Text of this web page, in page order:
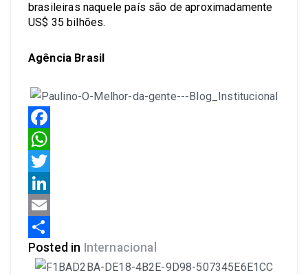
brasileiras naquele país são de aproximadamente
US$ 35 bilhões.
Agência Brasil
Facebook
WhatsApp
Twitter
LinkedIn
Email
Share
Posted in Internacional